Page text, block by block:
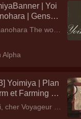
| Yoi
| Genshin
Character
4.3]
Alpha
Yoimiya | Plan
et Farming Ro
sanglot + ParcBonjour à toi, cher Voyageur ! Yoimiya fait de nouveau son apparition le 9 Janvier 2023, avez-vous tout pour préparer sa venue ? Afin de vous préparez correctement, nous vous proposons aujourd'hui un récapitulatif des